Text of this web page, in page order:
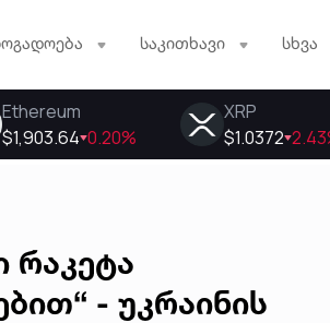
საკითხავი სხვა
რაკეტა
- უკრაინის